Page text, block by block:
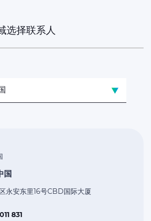
选择联系人
国
永安东里16号CBD国际大厦
831